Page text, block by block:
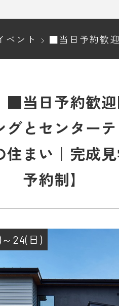
ベント ■当日予約歓迎■長岡市｜ピットリビングとセンターテラ
■当日予約歓
グとセンター
住まい｜完成
予約制】
24(日)